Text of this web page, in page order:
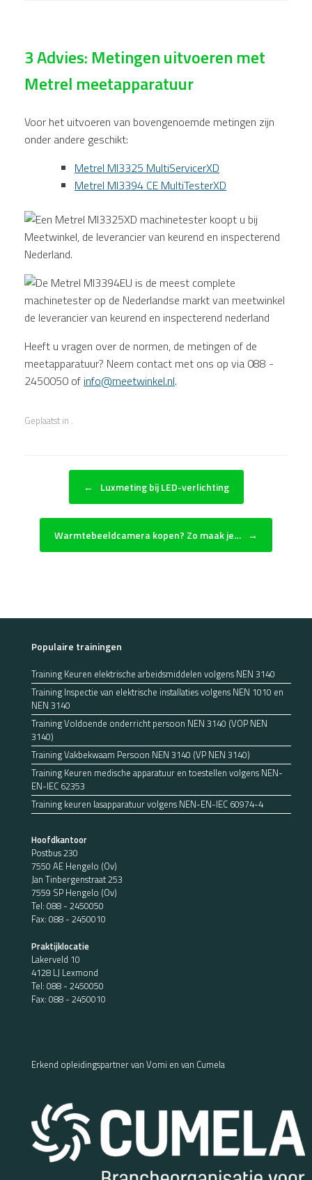
3 Advies: Metingen uitvoeren met
Metrel meetapparatuur
Voor het uitvoeren van bovengenoemde metingen zijn
onder andere geschikt:
Metrel MI3325 MultiServicerXD
Metrel MI3394 CE MultiTesterXD
Heeft u vragen over de normen, de metingen of de
meetapparatuur? Neem contact met ons op via 088 -
2450050 of info@meetwinkel.nl.
Geplaatst in .
Bericht navigatie
← Luxmeting bij LED-verlichting
Warmtebeeldcamera kopen? Zo maak je… →
Populaire trainingen
Training Keuren elektrische arbeidsmiddelen volgens NEN 3140
Training Inspectie van elektrische installaties volgens NEN 1010 en
NEN 3140
Training Voldoende onderricht persoon NEN 3140 (VOP NEN
3140)
Training Vakbekwaam Persoon NEN 3140 (VP NEN 3140)
Training Keuren medische apparatuur en toestellen volgens NEN-
EN-IEC 62353
Training keuren lasapparatuur volgens NEN-EN-IEC 60974-4
Hoofdkantoor
Postbus 230
7550 AE Hengelo (Ov)
Jan Tinbergenstraat 253
7559 SP Hengelo (Ov)
Tel: 088 - 2450050
Fax: 088 - 2450010
Praktijklocatie
Lakerveld 10
4128 LJ Lexmond
Tel: 088 - 2450050
Fax: 088 - 2450010
Erkend opleidingspartner van Vomi en van Cumela